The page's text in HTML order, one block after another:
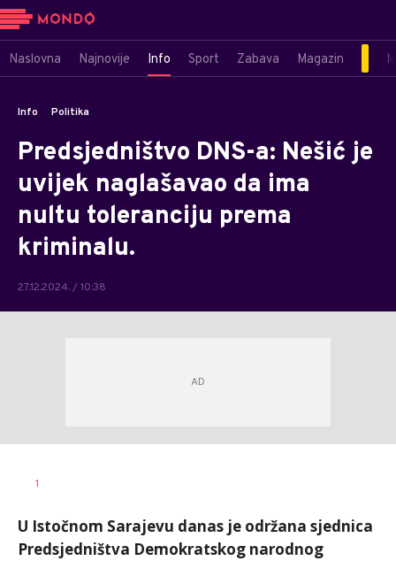
Naslovna Najnovije Info Sport Zabava Magazin
Info Politika
Predsjedništvo DNS-a: Nešić je
uvijek naglašavao da ima
nultu toleranciju prema
kriminalu.
27.12.2024. / 10:38
AUTOR
1
U Istočnom Sarajevu danas je održana sjednica
Predsjedništva Demokratskog narodnog